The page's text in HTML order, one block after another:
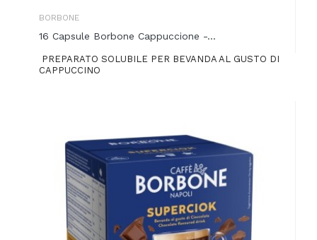
BORBONE
16 Capsule Borbone Cappuccione -...
PREPARATO SOLUBILE PER BEVANDA AL GUSTO DI
CAPPUCCINO